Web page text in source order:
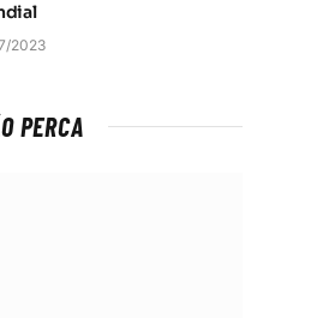
2023
PERCA